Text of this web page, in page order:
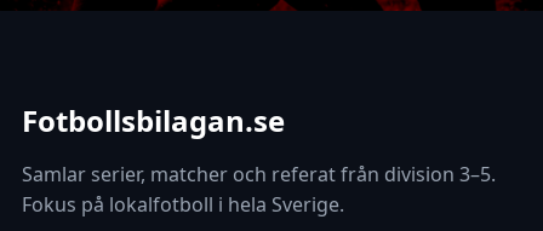
Fotbollsbilagan.se
Samlar serier, matcher och referat från division 3–5.
Fokus på lokalfotboll i hela Sverige.